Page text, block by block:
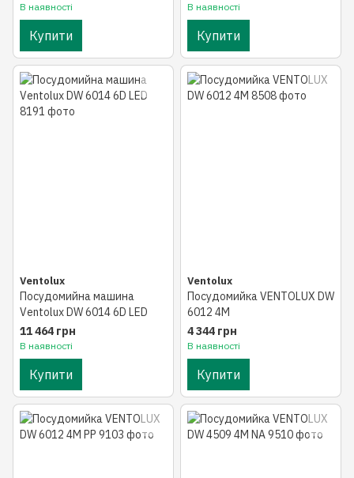
В наявності
Купити
В наявності
Купити
Ventolux
Посудомийна машина
Ventolux DW 6014 6D LED
11 464 грн
В наявності
Купити
Ventolux
Посудомийка VENTOLUX DW
6012 4M
4 344 грн
В наявності
Купити